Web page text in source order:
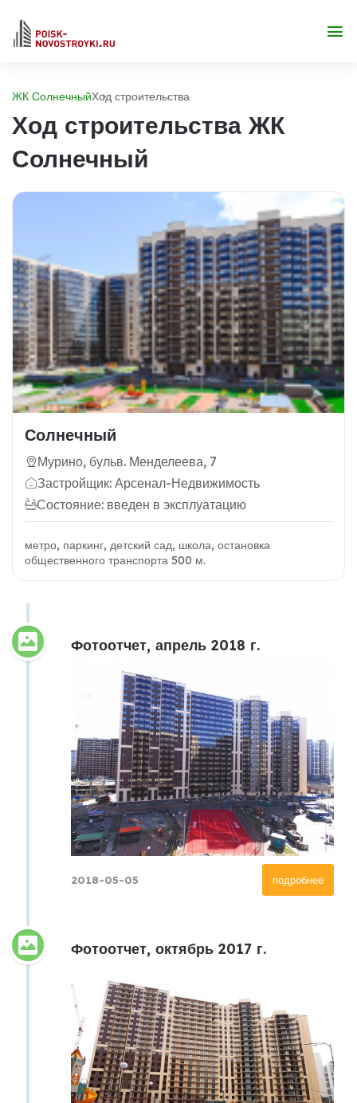
ЖК СолнечныйХод строительства
Ход строительства ЖК
Солнечный
Солнечный
Мурино, бульв. Менделеева, 7
Застройщик: Арсенал-Недвижимость
Состояние: введен в эксплуатацию
метро, паркинг, детский сад, школа, остановка
общественного транспорта 500 м.
Фотоотчет, апрель 2018 г.
подробнее
2018-05-05
Фотоотчет, октябрь 2017 г.